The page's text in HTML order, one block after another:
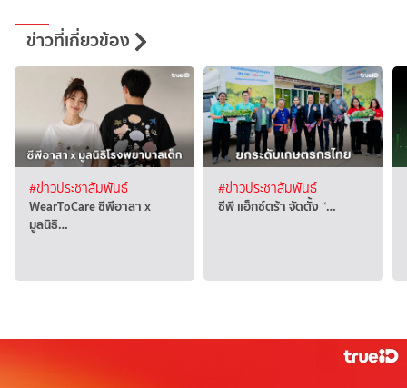
ข่าวที่เกี่ยวข้อง
#ข่าวประชาสัมพันธ์
WearToCare ซีพีอาสา x
มูลนิธิ…
#ข่าวประชาสัมพันธ์
ซีพี แอ็กซ์ตร้า จัดตั้ง “…